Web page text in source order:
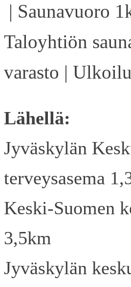
| Saunavuoro
Taloyhtiön
varasto |
Lähellä:
Jyväskylän
terveysasema
Keski-Suomen
3,5km
Jyväskylän